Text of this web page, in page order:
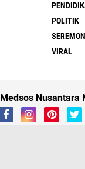
POLITIK
VIRAL
Medsos Nusantara